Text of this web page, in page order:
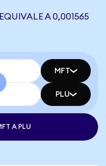
A 0,001565
MFT
PLU
A PLU